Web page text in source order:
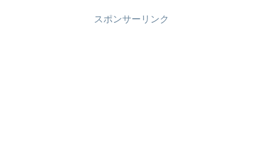
スポンサーリンク